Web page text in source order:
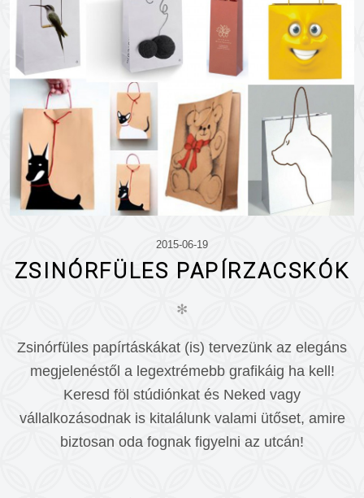
2015-06-19
ZSINÓRFÜLES PAPÍRZACSKÓK
✻
Zsinórfüles papírtáskákat (is) tervezünk az elegáns
megjelenéstől a legextrémebb grafikáig ha kell!
Keresd föl stúdiónkat és Neked vagy
vállalkozásodnak is kitalálunk valami ütőset, amire
biztosan oda fognak figyelni az utcán!